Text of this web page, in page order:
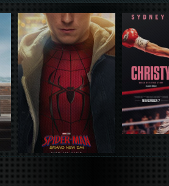
Details,Play